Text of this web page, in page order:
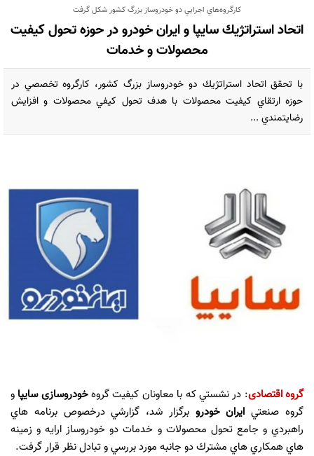
كارگروه‌هاي اجرايي دو خودروساز بزرگ كشور شكل گرفت
اتحاد استراتژيك سایپا و ايران خودرو در حوزه تحول كيفيت
محصولات و خدمات
با تحقق اتحاد استراتژيك دو خودروساز بزرگ كشور، كارگروه تخصصي در
حوزه ارتقاي كيفيت محصولات با هدف تحول كيفي محصولات و افزايش
رضايتمندي ...
گروه اقتصادی: در نشستي كه با معاونان كيفيت گروهخودروسازی سایپا و
گروه صنعتي ايران خودرو برگزار شد، گزارشي درخصوص برنامه هاي
راهبردي و جامع تحول محصولات و خدمات دو خودروساز ارايه و زمينه
هاي همكاري هاي مشترك دو جانبه مورد بررسي و تبادل نظر قرار گرفت.